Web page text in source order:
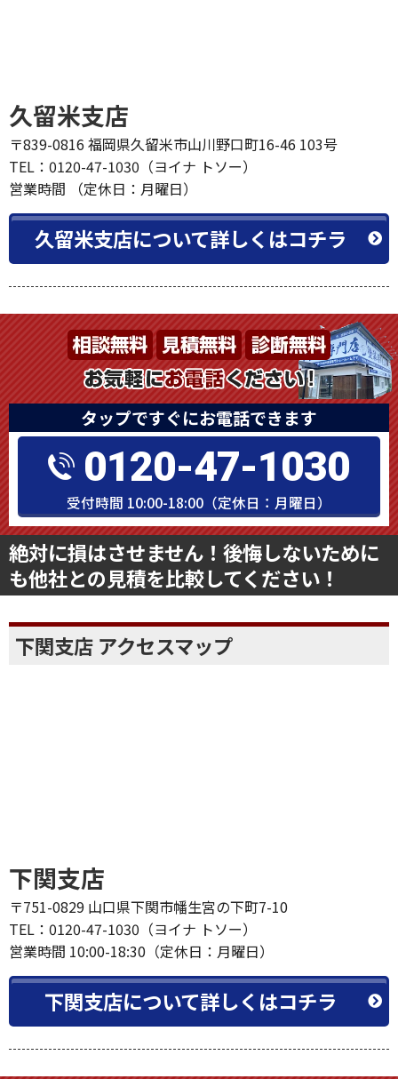
久留米支店
〒839-0816 福岡県久留米市山川野口町16-46 103号
TEL：0120-47-1030（ヨイナ トソー）
営業時間 （定休日：月曜日）
久留米支店について詳しくはコチラ
タップですぐにお電話できます
0120-47-1030
受付時間 10:00-18:00（定休日：月曜日）
絶対に損はさせません！後悔しないために
も他社との見積を比較してください！
下関支店 アクセスマップ
下関支店
〒751-0829 山口県下関市幡生宮の下町7-10
TEL：0120-47-1030（ヨイナ トソー）
営業時間 10:00-18:30（定休日：月曜日）
下関支店について詳しくはコチラ